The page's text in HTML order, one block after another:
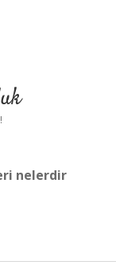
nelerdir